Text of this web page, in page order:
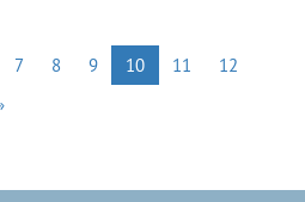
7 8 9 10 11
12